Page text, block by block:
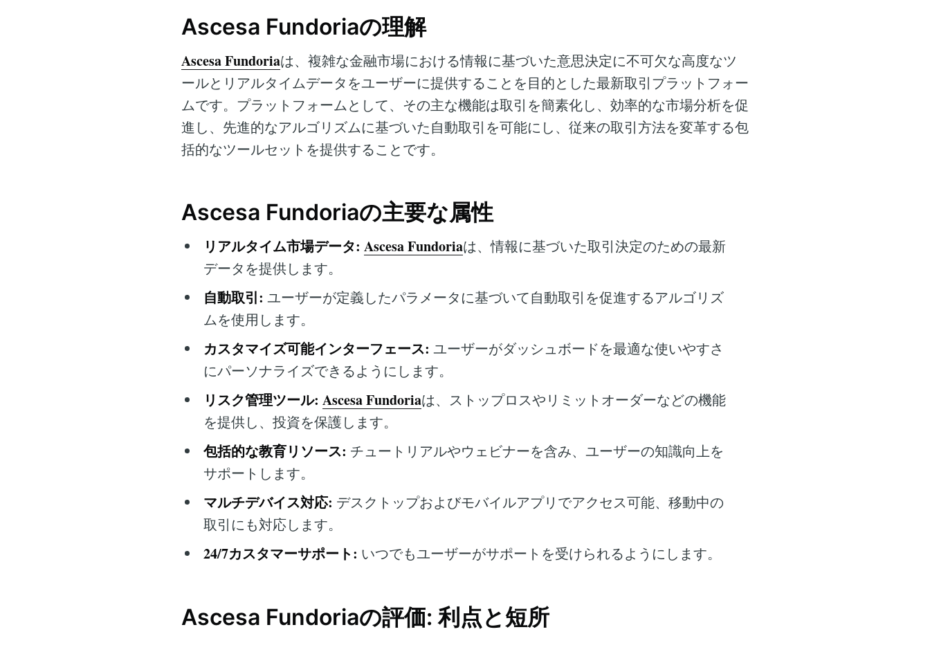
Ascesa Fundoriaの理解
Ascesa Fundoriaは、複雑な金融市場における情報に基づいた意思決定に不可欠な高度なツ
ールとリアルタイムデータをユーザーに提供することを目的とした最新取引プラットフォー
ムです。プラットフォームとして、その主な機能は取引を簡素化し、効率的な市場分析を促
進し、先進的なアルゴリズムに基づいた自動取引を可能にし、従来の取引方法を変革する包
括的なツールセットを提供することです。
Ascesa Fundoriaの主要な属性
リアルタイム市場データ: Ascesa Fundoriaは、情報に基づいた取引決定のための最新
データを提供します。
自動取引: ユーザーが定義したパラメータに基づいて自動取引を促進するアルゴリズ
ムを使用します。
カスタマイズ可能インターフェース: ユーザーがダッシュボードを最適な使いやすさ
にパーソナライズできるようにします。
リスク管理ツール: Ascesa Fundoriaは、ストップロスやリミットオーダーなどの機能
を提供し、投資を保護します。
包括的な教育リソース: チュートリアルやウェビナーを含み、ユーザーの知識向上を
サポートします。
マルチデバイス対応: デスクトップおよびモバイルアプリでアクセス可能、移動中の
取引にも対応します。
24/7カスタマーサポート: いつでもユーザーがサポートを受けられるようにします。
Ascesa Fundoriaの評価: 利点と短所